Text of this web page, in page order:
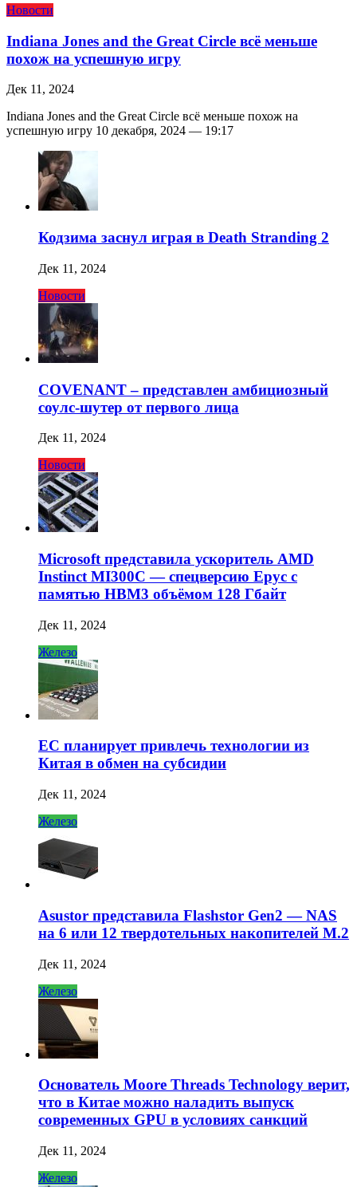
Новости
Indiana Jones and the Great Circle всё меньше
похож на успешную игру
Дек 11, 2024
Indiana Jones and the Great Circle всё меньше похож на
успешную игру 10 декабря, 2024 — 19:17
Кодзима заснул играя в Death Stranding 2
Дек 11, 2024
Новости
COVENANT – представлен амбициозный
соулс-шутер от первого лица
Дек 11, 2024
Новости
Microsoft представила ускоритель AMD
Instinct MI300C — спецверсию Epyc с
памятью HBM3 объёмом 128 Гбайт
Дек 11, 2024
Железо
ЕС планирует привлечь технологии из
Китая в обмен на субсидии
Дек 11, 2024
Железо
Asustor представила Flashstor Gen2 — NAS
на 6 или 12 твердотельных накопителей M.2
Дек 11, 2024
Железо
Основатель Moore Threads Technology верит,
что в Китае можно наладить выпуск
современных GPU в условиях санкций
Дек 11, 2024
Железо